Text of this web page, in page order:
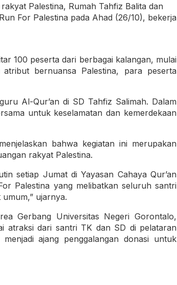
Palestina, Rumah Tahfiz Balita dan
For Palestina pada Ahad (26/10), bekerja
100 peserta dari berbagai kalangan, mulai
bernuansa Palestina, para peserta
Al-Qur’an di SD Tahfiz Salimah. Dalam
untuk keselamatan dan kemerdekaan
bahwa kegiatan ini merupakan
rakyat Palestina.
setiap Jumat di Yayasan Cahaya Qur’an
Palestina yang melibatkan seluruh santri
ujarnya.
Gerbang Universitas Negeri Gorontalo,
atraksi dari santri TK dan SD di pelataran
ajang penggalangan donasi untuk